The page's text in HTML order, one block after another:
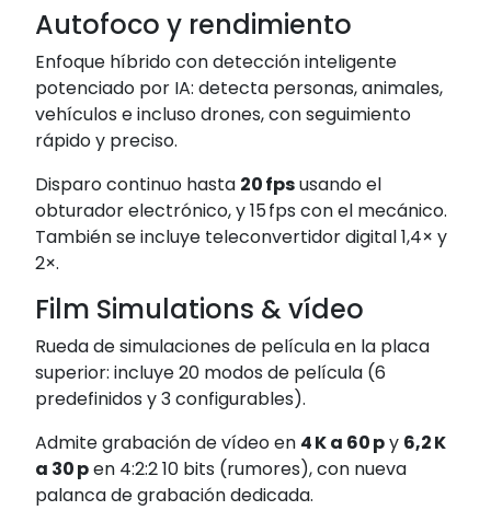
Autofoco y rendimiento
Enfoque híbrido con detección inteligente
potenciado por IA: detecta personas, animales,
vehículos e incluso drones, con seguimiento
rápido y preciso.
Disparo continuo hasta 20 fpsusando el
obturador electrónico, y 15 fps con el mecánico.
También se incluye teleconvertidor digital 1,4× y
2×.
Film Simulations & vídeo
Rueda de simulaciones de película en la placa
superior: incluye 20 modos de película (6
predefinidos y 3 configurables).
Admite grabación de vídeo en 4 K a 60 py 6,2 K
a 30 pen 4:2:2 10 bits (rumores),con nueva
palanca de grabación dedicada.